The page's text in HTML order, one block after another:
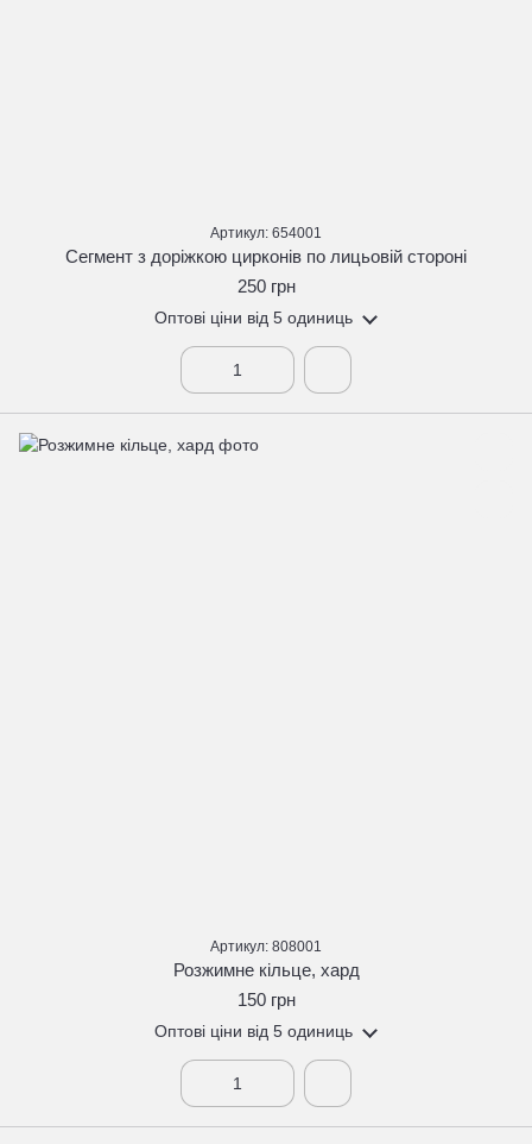
Артикул: 654001
Сегмент з доріжкою цирконів по лицьовій стороні
250 грн
Оптові ціни від 5 одиниць
Артикул: 808001
Розжимне кільце, хард
150 грн
Оптові ціни від 5 одиниць